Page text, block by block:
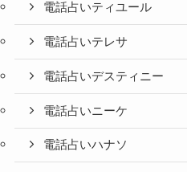
電話占いティユール
電話占いテレサ
電話占いデスティニー
電話占いニーケ
電話占いハナソ